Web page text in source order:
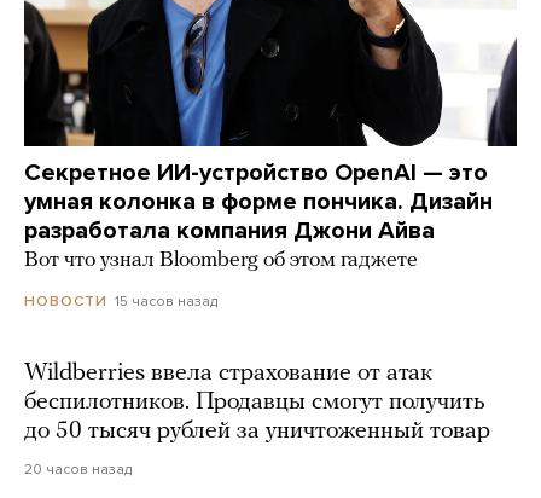
Секретное ИИ-устройство OpenAI — это
умная колонка в форме пончика. Дизайн
разработала компания Джони Айва
Вот что узнал Bloomberg об этом гаджете
НОВОСТИ 15 часов назад
Wildberries ввела страхование от атак
беспилотников. Продавцы смогут получить
до 50 тысяч рублей за уничтоженный товар
20 часов назад